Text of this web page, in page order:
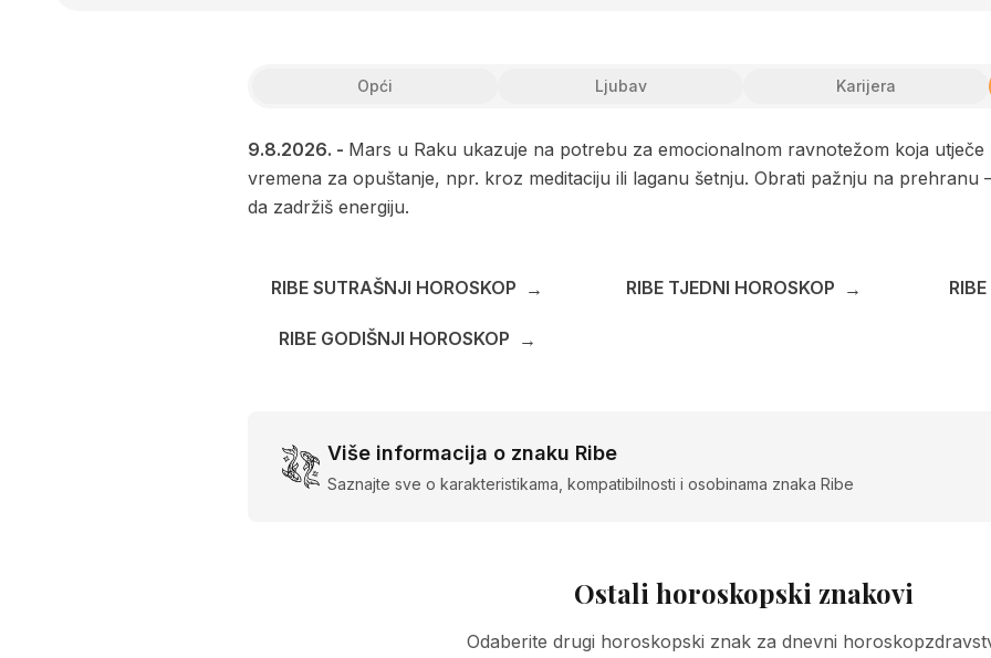
Opći Ljubav Karijera
9.8.2026. - Mars u Raku ukazuje na potrebu za emocionalnom ravnotežom koja
vremena za opuštanje, npr. kroz meditaciju ili laganu šetnju. Obrati pažnju na prehranu
da zadržiš energiju.
RIBE SUTRAŠNJI HOROSKOP → RIBE TJEDNI HOROSKOP →
RIBE GODIŠNJI HOROSKOP →
Više informacija o znaku Ribe
Saznajte sve o karakteristikama, kompatibilnosti i osobinama znaka Ribe
Ostali horoskopski znakovi
Odaberite drugi horoskopski znak za dnevni